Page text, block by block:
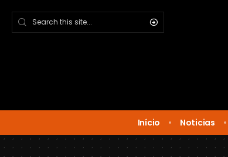
Início Noticias